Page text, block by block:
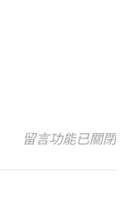
在〈澎湖旅遊第
留言功能已關閉